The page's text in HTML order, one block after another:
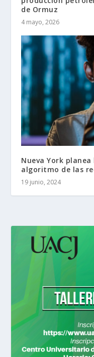
de Ormuz
4 mayo, 2026
Nueva York
algoritmo de las
19 junio, 2024